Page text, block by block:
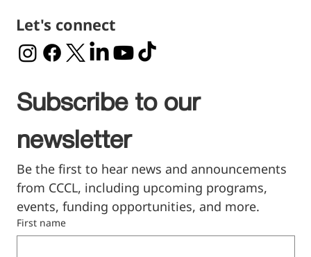
Let's connect
Subscribe to our
newsletter
Be the first to hear news and announcements
from CCCL, including upcoming programs,
events, funding opportunities, and more.
First name